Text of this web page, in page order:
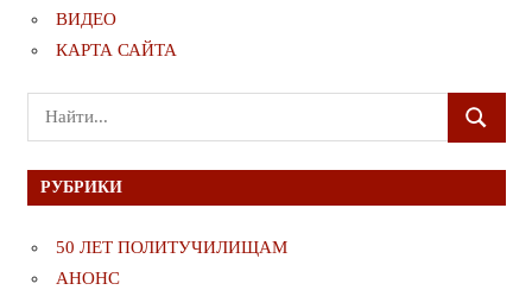
ВИДЕО
КАРТА САЙТА
Поиск
для:
ПОИСК
РУБРИКИ
50 ЛЕТ ПОЛИТУЧИЛИЩАМ
АНОНС